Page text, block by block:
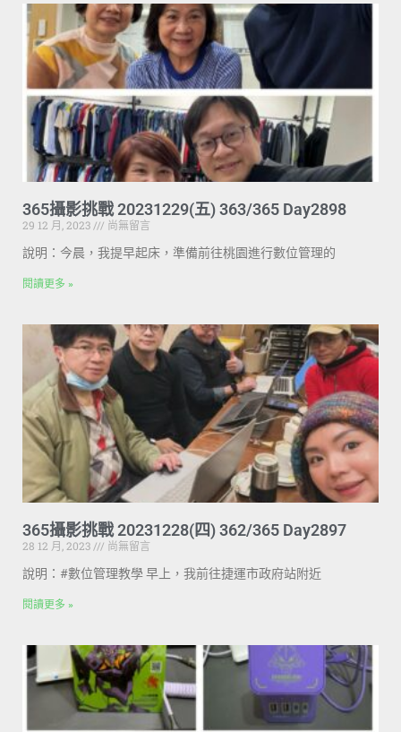
365攝影挑戰 20231229(五) 363/365 Day2898
29 12 月, 2023
尚無留言
說明：今晨，我提早起床，準備前往桃園進行數位管理的
閱讀更多 »
365攝影挑戰 20231228(四) 362/365 Day2897
28 12 月, 2023
尚無留言
說明：#數位管理教學 早上，我前往捷運市政府站附近
閱讀更多 »